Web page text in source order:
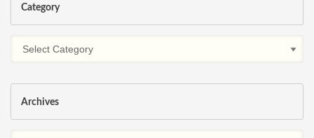
Category
Archives